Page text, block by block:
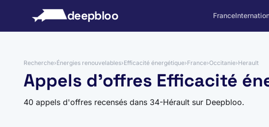
deepbloo France
Recherche›Énergies renouvelables›Efficacité énergétique›France›Occitanie›Herault
Appels d'offres Efficacité
40 appels d'offres recensés dans 34-Hérault sur Deepbloo.